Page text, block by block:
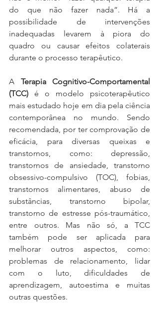
do que não fazer nada”. Há a
possibilidade de intervenções
inadequadas levarem à piora do
quadro ou causar efeitos colaterais
durante o processo terapêutico.
A Terapia Cognitivo-Comportamental
(TCC) é o modelo psicoterapêutico
mais estudado hoje em dia pela ciência
contemporânea no mundo. Sendo
recomendada, por ter comprovação de
eficácia, para diversas queixas e
transtornos, como: depressão,
transtornos de ansiedade, transtorno
obsessivo-compulsivo (TOC), fobias,
transtornos alimentares, abuso de
substâncias, transtorno bipolar,
transtorno de estresse pós-traumático,
entre outros. Mas não só, a TCC
também pode ser aplicada para
melhorar outros aspectos, como:
problemas de relacionamento, lidar
com o luto, dificuldades de
aprendizagem, autoestima e muitas
outras questões.